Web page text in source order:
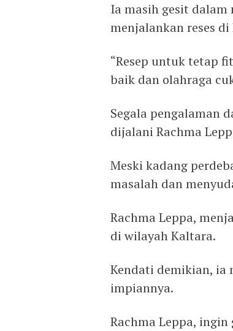
Ia masih gesit
menjalankan reses
“Resep untuk tetap
baik dan olahraga
Segala pengalaman
dijalani Rachma
Meski kadang
masalah dan
Rachma Leppa,
di wilayah Kaltara.
Kendati demikian, ia
impiannya.
Rachma Leppa,